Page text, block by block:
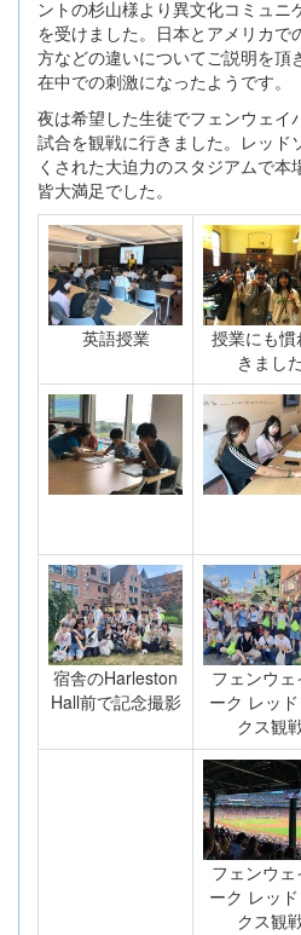
ントの杉山様より異文化コミュ
を受けました。日本とアメリカで
方などの違いについてご説明を頂
在中での刺激になったようです。
夜は希望した生徒でフェンウェイ
試合を観戦に行きました。レッド
くされた大迫力のスタジアムで本
皆大満足でした。
英語授業
授業にも慣
きました
宿舎のHarleston
Hall前で記念撮影
フェンウェ
ーク レッ
クス観
フェンウェ
ーク レッ
クス観